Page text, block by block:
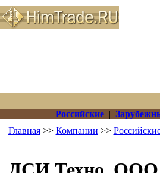
Российские|
Главная>> Компании >>